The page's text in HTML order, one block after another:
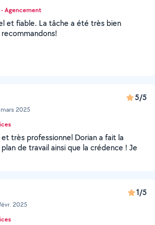
Agencement
et fiable. La tâche a été très bien
2025
5/5
très professionnel Dorian a fait la
de travail ainsi que la crédence ! Je
2025
1/5